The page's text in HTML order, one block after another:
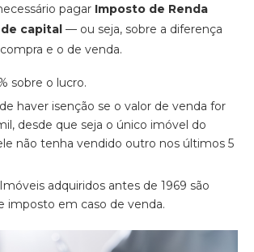
pagar Imposto de Renda
capital — ou seja, sobre a diferença
e o de venda.
sobre o lucro.
haver isenção se o valor de venda for
desde que seja o único imóvel do
não tenha vendido outro nos últimos 5
Imóveis adquiridos antes de 1969 são
imposto em caso de venda.